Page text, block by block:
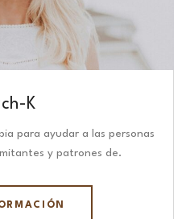
K
para ayudar a las personas
y patrones de.